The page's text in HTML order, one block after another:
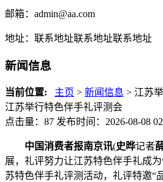
邮箱： admin@aa.com
地址：联系地址联系地址联系地址
新闻信息
当前位置: 主页 > 新闻信息 > 江苏
江苏举行特色伴手礼评测会
点击量：87 发布时间：2026-08-08
中国消费者报南京讯(史晔记者
展，礼评努力让江苏特色伴手礼成
苏特色伴手礼评测活动，礼评特邀“